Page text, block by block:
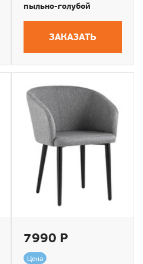
пыльно-голубой
ЗАКАЗАТЬ
7990 Р
Цена